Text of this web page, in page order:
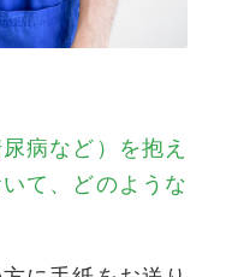
病など）を抱え
て、どのような